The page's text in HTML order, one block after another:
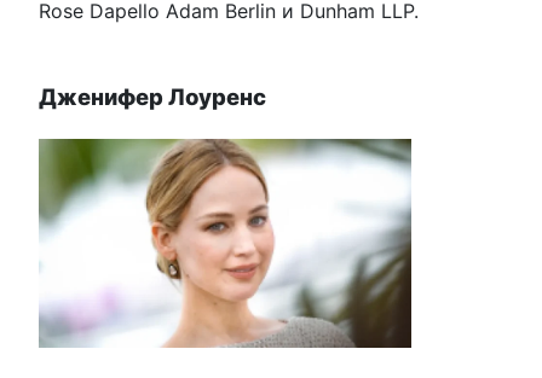
Rose Dapello Adam Berlin и Dunham LLP.
Дженифер Лоуренс